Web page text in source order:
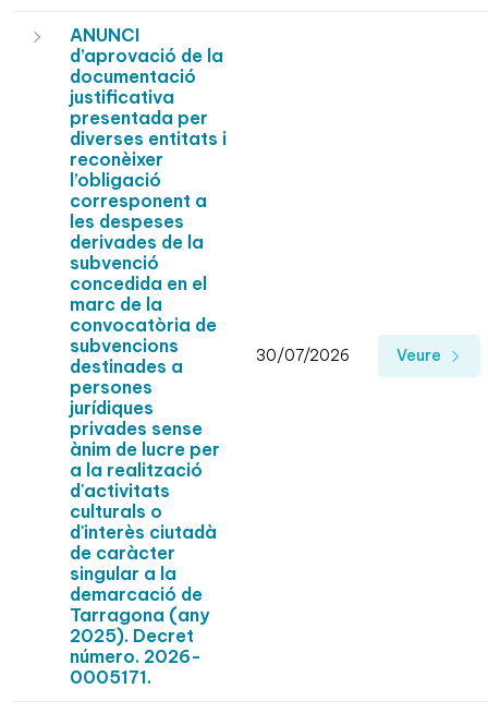
ANUNCI
d’aprovació de la
documentació
justificativa
presentada per
diverses entitats i
reconèixer
l’obligació
corresponent a
les despeses
derivades de la
subvenció
concedida en el
marc de la
convocatòria de
subvencions
destinades a
persones
jurídiques
privades sense
ànim de lucre per
a la realització
d'activitats
culturals o
d'interès ciutadà
de caràcter
singular a la
demarcació de
Tarragona (any
2025). Decret
número. 2026-
0005171.
30/07/2026 Veure